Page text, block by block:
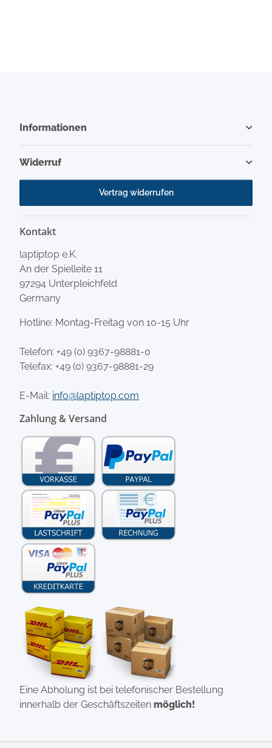
Informationen
Widerruf
Vertrag widerrufen
Kontakt
laptiptop e.K.
An der Spielleite 11
97294 Unterpleichfeld
Germany
Hotline: Montag-Freitag von 10-15 Uhr
Telefon: +49 (0) 9367-98881-0
Telefax: +49 (0) 9367-98881-29
E-Mail: info@laptiptop.com
Zahlung & Versand
Eine Abholung ist bei telefonischer Bestellung
innerhalb der Geschäftszeiten möglich!